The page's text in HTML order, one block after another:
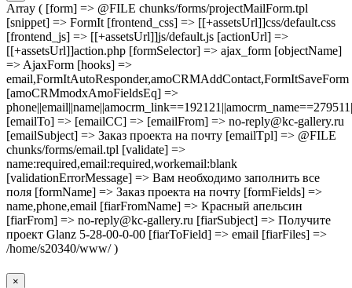
Array ( [form] => @FILE chunks/forms/projectMailForm.tpl
[snippet] => FormIt [frontend_css] => [[+assetsUrl]]css/default.css
[frontend_js] => [[+assetsUrl]]js/default.js [actionUrl] =>
[[+assetsUrl]]action.php [formSelector] => ajax_form [objectName]
=> AjaxForm [hooks] =>
email,FormItAutoResponder,amoCRMAddContact,FormItSaveForm
[amoCRMmodxAmoFieldsEq] =>
[emailTo] => [emailCC] => [emailFrom] => no-reply@kc-gallery.ru
[emailSubject] => Заказ проекта на почту [emailTpl] => @FILE
chunks/forms/email.tpl [validate] =>
name:required,email:required,workemail:blank
[validationErrorMessage] => Вам необходимо заполнить все
поля [formName] => Заказ проекта на почту [formFields] =>
name,phone,email [fiarFromName] => Красный апельсин
[fiarFrom] => no-reply@kc-gallery.ru [fiarSubject] => Получите
проект Glanz 5-28-00-0-00 [fiarToField] => email [fiarFiles] =>
/home/s20340/www/ )
×